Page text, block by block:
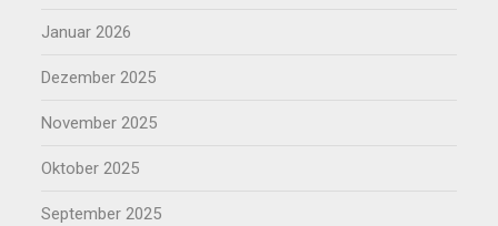
Januar 2026
Dezember 2025
November 2025
Oktober 2025
September 2025